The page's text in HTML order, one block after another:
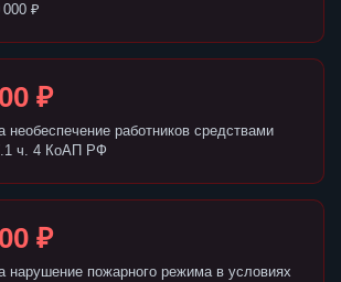
₽
₽
работников средствами
ч. 4 КоАП РФ
₽
нарушение пожарного режима в условиях